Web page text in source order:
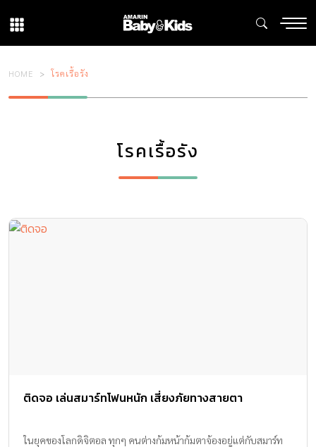
HOME โรคเรื้อรัง
โรคเรื้อรัง
ติดจอ เล่นสมาร์ทโฟนหนัก เสี่ยงภัยทางสายตา
ในยุคของโลกดิจิตอล ทุกๆ คนต่างก้มหน้าก้มตาจ้องอยู่แต่กับสมาร์ท